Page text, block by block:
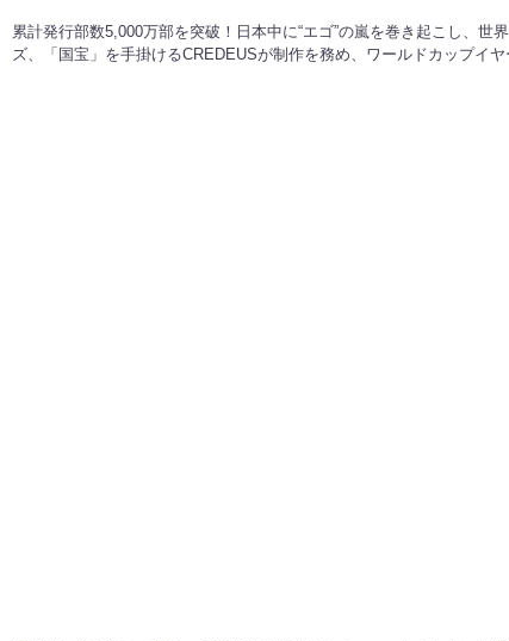
累計発行部数5,000万部を突破！日本中に“エゴ”の嵐を巻き起こし、
ズ、「国宝」を手掛けるCREDEUSが制作を務め、ワールドカップイ